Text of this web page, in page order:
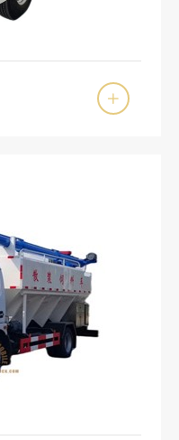
